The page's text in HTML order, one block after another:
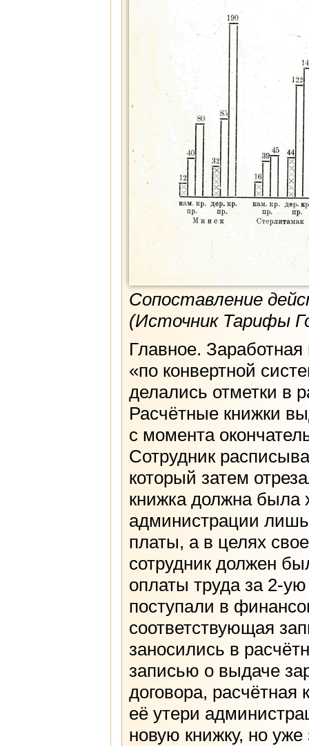
Сопоставление
(Источник Тарифы
Главное.
«по конвертной
делались отметки в
Расчётные книжки
с момента
Сотрудник
который затем
книжка должна была
администрации
платы, а в целях
сотрудник должен
оплаты труда за 2-
поступали в
соответствующая
заносились в
записью о выдаче
договора, расчётная
её утери
новую книжку, но уже